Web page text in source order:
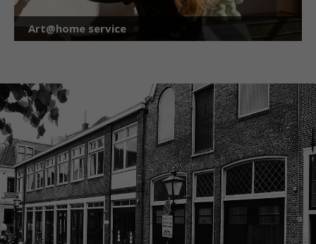
Art@home service